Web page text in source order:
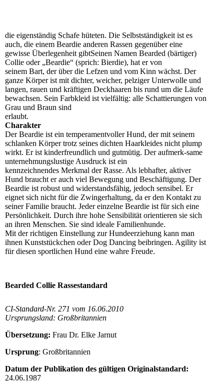
die eigenständig Schafe hüteten. Die Selbstständigkeit ist es
auch, die einem Beardie anderen Rassen gegenüber eine
gewisse Überlegenheit gibtSeinen Namen Bearded (bärtiger)
Collie oder „Beardie“ (sprich: Bierdie), hat er von
seinem Bart, der über die Lefzen und vom Kinn wächst. Der
ganze Körper ist mit dichter, weicher, pelziger Unterwolle und
langen, rauen und kräftigen Deckhaaren bis rund um die Läufe
bewachsen. Sein Farbkleid ist vielfältig: alle Schattierungen von
Grau und Braun sind
erlaubt.
Charakter
Der Beardie ist ein temperamentvoller Hund, der mit seinem
schlanken Körper trotz seines dichten Haarkleides nicht plump
wirkt. Er ist kinderfreundlich und gutmütig. Der aufmerk-same
unternehmungslustige Ausdruck ist ein
kennzeichnendes Merkmal der Rasse. Als lebhafter, aktiver
Hund braucht er auch viel Bewegung und Beschäftigung. Der
Beardie ist robust und widerstandsfähig, jedoch sensibel. Er
eignet sich nicht für die Zwingerhaltung, da er den Kontakt zu
seiner Familie braucht. Jeder einzelne Beardie ist für sich eine
Persönlichkeit. Durch ihre hohe Sensibilität orientieren sie sich
an ihren Menschen. Sie sind ideale Familienhunde.
Mit der richtigen Einstellung zur Hundeerziehung kann man
ihnen Kunststückchen oder Dog Dancing beibringen. Agility ist
für diesen sportlichen Hund eine wahre Freude.
Bearded Collie Rassestandard
CI-Standard-Nr. 271 vom 16.06.2010
Ursprungsland: Großbritannien
Übersetzung: Frau Dr. Elke Jarnut
Ursprung: Großbritannien
Datum der Publikation des gültigen Originalstandard:
24.06.1987